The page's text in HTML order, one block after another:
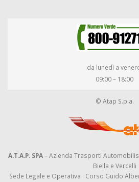
da lunedì a
09:00 – 18:00
© Atap S.p.a.
A.T.A.P. SPA– Azienda Trasporti
Biella e Vercelli
Sede Legale e Operativa : Corso Guido